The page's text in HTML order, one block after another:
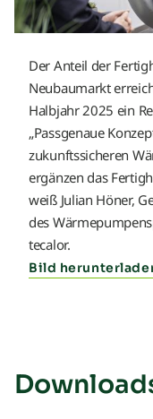
Der Anteil der
Neubaumarkt
Halbjahr 2025 ein
„Passgenaue
zukunftssicheren
ergänzen das
weiß Julian Höner,
des
tecalor.
Bild